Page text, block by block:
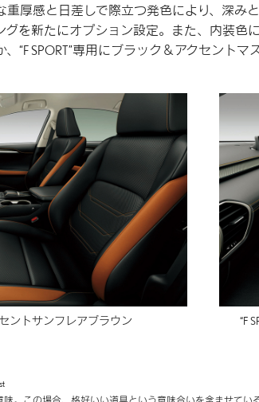
重厚感と日差しで際立つ発色により、深み
を新たにオプション設定。また、内装色
“F SPORT”専用にブラック＆アクセントマ
ントサンフレアブラウン “F